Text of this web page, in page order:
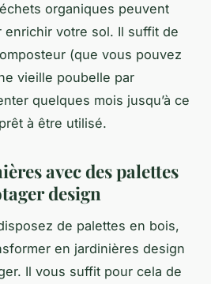
organiques peuvent
votre sol. Il suffit de
(que vous pouvez
vieille poubelle par
quelques mois jusqu’à ce
à être utilisé.
avec des palettes
design
de palettes en bois,
en jardinières design
Il vous suffit pour cela de